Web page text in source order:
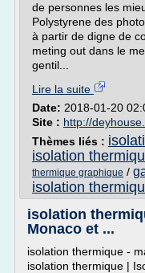
de personnes les
Polystyrene des
à partir de digne de
meting out dans le
gentil...
Lire la suite
Date: 2018-01-20
Site : http://
Thèmes liés :
isolation
thermique graphique /
isolation
isolation
Monaco et ...
isolation thermique -
isolation thermique |